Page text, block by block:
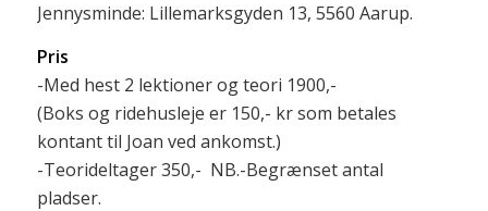
Jennysminde: Lillemarksgyden 13, 5560 Aarup.
Pris
-Med hest 2 lektioner og teori 1900,-
(Boks og ridehusleje er 150,- kr som betales
kontant til Joan ved ankomst.)
-Teorideltager 350,- NB.-Begrænset antal
pladser.